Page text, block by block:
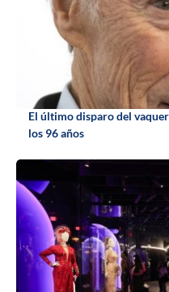
El último disparo del
los 96 años